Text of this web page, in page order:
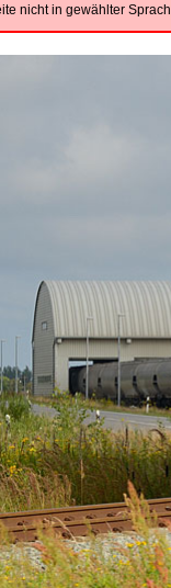
nicht in gewählter